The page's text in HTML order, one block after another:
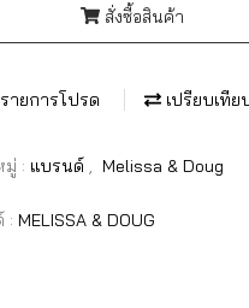
สั่งซื้อสินค้า
ายการโปรด เปรียบเทีย
: แบรนด์ Melissa & Doug
: MELISSA & DOUG